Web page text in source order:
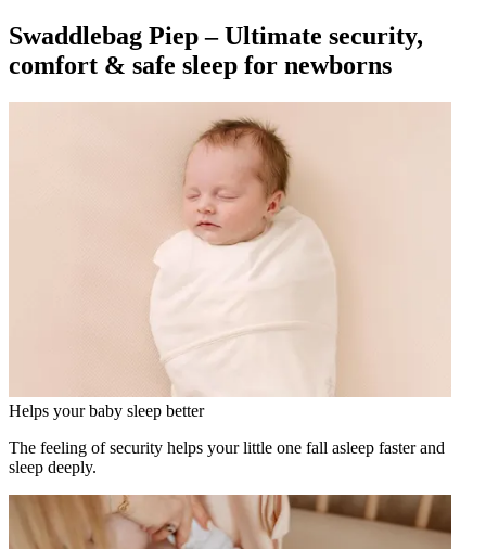
Swaddlebag Piep – Ultimate security,
comfort & safe sleep for newborns
Helps your baby sleep better
The feeling of security helps your little one fall asleep faster and
sleep deeply.